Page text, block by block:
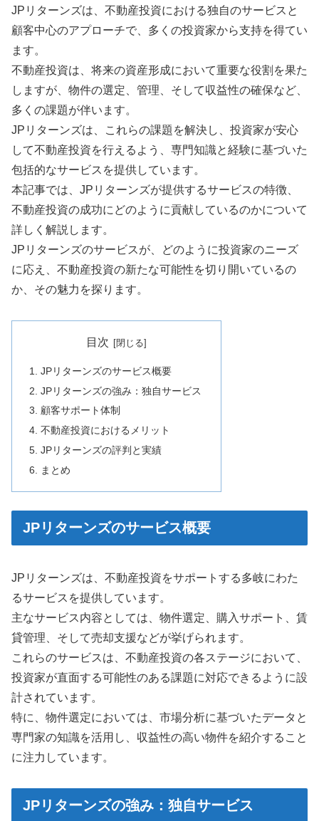
JPリターンズは、不動産投資における独自のサービスと
顧客中心のアプローチで、多くの投資家から支持を得てい
ます。
不動産投資は、将来の資産形成において重要な役割を果た
しますが、物件の選定、管理、そして収益性の確保など、
多くの課題が伴います。
JPリターンズは、これらの課題を解決し、投資家が安心
して不動産投資を行えるよう、専門知識と経験に基づいた
包括的なサービスを提供しています。
本記事では、JPリターンズが提供するサービスの特徴、
不動産投資の成功にどのように貢献しているのかについて
詳しく解説します。
JPリターンズのサービスが、どのように投資家のニーズ
に応え、不動産投資の新たな可能性を切り開いているの
か、その魅力を探ります。
目次
JPリターンズのサービス概要
JPリターンズの強み：独自サービス
顧客サポート体制
不動産投資におけるメリット
JPリターンズの評判と実績
まとめ
JPリターンズのサービス概要
JPリターンズは、不動産投資をサポートする多岐にわた
るサービスを提供しています。
主なサービス内容としては、物件選定、購入サポート、賃
貸管理、そして売却支援などが挙げられます。
これらのサービスは、不動産投資の各ステージにおいて、
投資家が直面する可能性のある課題に対応できるように設
計されています。
特に、物件選定においては、市場分析に基づいたデータと
専門家の知識を活用し、収益性の高い物件を紹介すること
に注力しています。
JPリターンズの強み：独自サービス